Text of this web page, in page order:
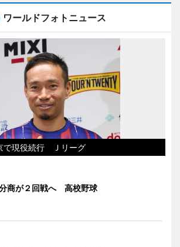
ワールドフォトニュース
で現役続行 Ｊリーグ
商が２回戦へ 高校野球